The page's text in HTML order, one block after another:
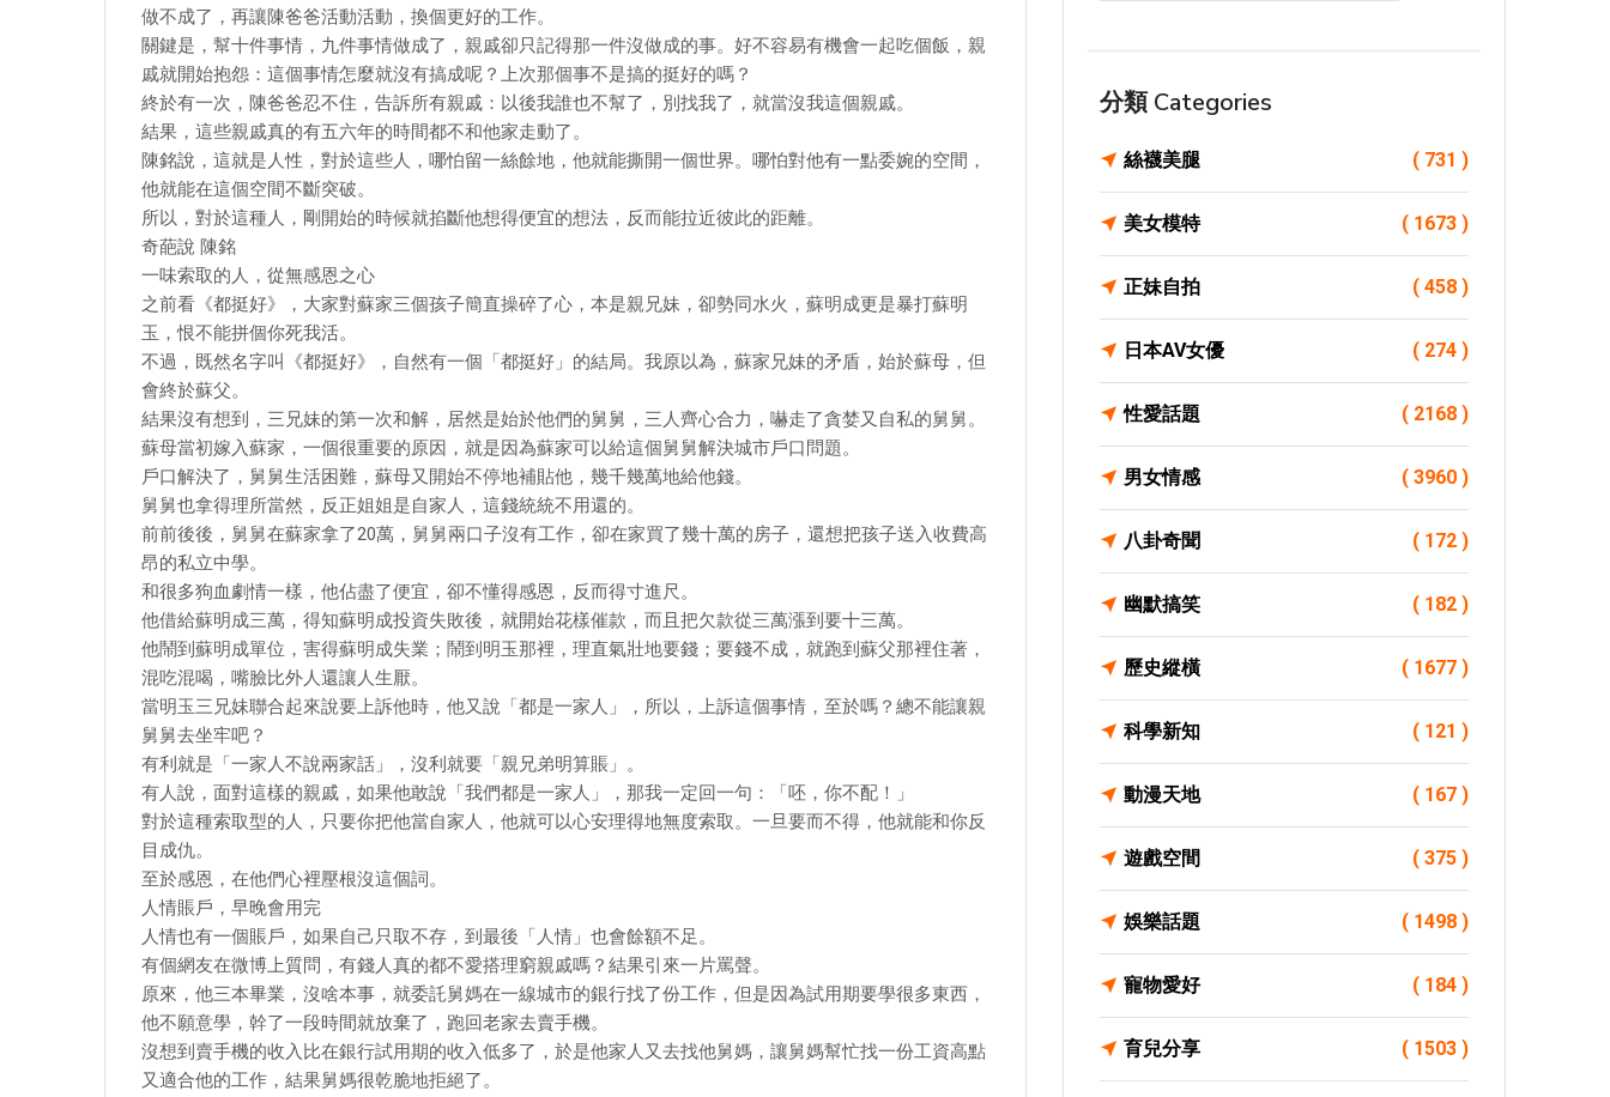
做不成了，再讓陳爸爸活動活動，換個更好的工作。
關鍵是，幫十件事情，九件事情做成了，親戚卻只記得那一件沒做成的事。好不容易有機會一起吃個飯，親
戚就開始抱怨：這個事情怎麼就沒有搞成呢？上次那個事不是搞的挺好的嗎？
終於有一次，陳爸爸忍不住，告訴所有親戚：以後我誰也不幫了，別找我了，就當沒我這個親戚。
結果，這些親戚真的有五六年的時間都不和他家走動了。
陳銘說，這就是人性，對於這些人，哪怕留一絲餘地，他就能撕開一個世界。哪怕對他有一點委婉的空間，
他就能在這個空間不斷突破。
所以，對於這種人，剛開始的時候就掐斷他想得便宜的想法，反而能拉近彼此的距離。
奇葩說 陳銘
一味索取的人，從無感恩之心
之前看《都挺好》，大家對蘇家三個孩子簡直操碎了心，本是親兄妹，卻勢同水火，蘇明成更是暴打蘇明
玉，恨不能拼個你死我活。
不過，既然名字叫《都挺好》，自然有一個「都挺好」的結局。我原以為，蘇家兄妹的矛盾，始於蘇母，但
會終於蘇父。
結果沒有想到，三兄妹的第一次和解，居然是始於他們的舅舅，三人齊心合力，嚇走了貪婪又自私的舅舅。
蘇母當初嫁入蘇家，一個很重要的原因，就是因為蘇家可以給這個舅舅解決城市戶口問題。
戶口解決了，舅舅生活困難，蘇母又開始不停地補貼他，幾千幾萬地給他錢。
舅舅也拿得理所當然，反正姐姐是自家人，這錢統統不用還的。
前前後後，舅舅在蘇家拿了20萬，舅舅兩口子沒有工作，卻在家買了幾十萬的房子，還想把孩子送入收費高
昂的私立中學。
和很多狗血劇情一樣，他佔盡了便宜，卻不懂得感恩，反而得寸進尺。
他借給蘇明成三萬，得知蘇明成投資失敗後，就開始花樣催款，而且把欠款從三萬漲到要十三萬。
他鬧到蘇明成單位，害得蘇明成失業；鬧到明玉那裡，理直氣壯地要錢；要錢不成，就跑到蘇父那裡住著，
混吃混喝，嘴臉比外人還讓人生厭。
當明玉三兄妹聯合起來說要上訴他時，他又說「都是一家人」，所以，上訴這個事情，至於嗎？總不能讓親
舅舅去坐牢吧？
有利就是「一家人不說兩家話」，沒利就要「親兄弟明算賬」。
有人說，面對這樣的親戚，如果他敢說「我們都是一家人」，那我一定回一句：「呸，你不配！」
對於這種索取型的人，只要你把他當自家人，他就可以心安理得地無度索取。一旦要而不得，他就能和你反
目成仇。
至於感恩，在他們心裡壓根沒這個詞。
人情賬戶，早晚會用完
人情也有一個賬戶，如果自己只取不存，到最後「人情」也會餘額不足。
有個網友在微博上質問，有錢人真的都不愛搭理窮親戚嗎？結果引來一片罵聲。
原來，他三本畢業，沒啥本事，就委託舅媽在一線城市的銀行找了份工作，但是因為試用期要學很多東西，
他不願意學，幹了一段時間就放棄了，跑回老家去賣手機。
沒想到賣手機的收入比在銀行試用期的收入低多了，於是他家人又去找他舅媽，讓舅媽幫忙找一份工資高點
又適合他的工作，結果舅媽很乾脆地拒絕了。
分類 Categories
絲襪美腿 ( 731 )
美女模特 ( 1673 )
正妹自拍 ( 458 )
日本AV女優 ( 274 )
性愛話題 ( 2168 )
男女情感 ( 3960 )
八卦奇聞 ( 172 )
幽默搞笑 ( 182 )
歷史縱橫 ( 1677 )
科學新知 ( 121 )
動漫天地 ( 167 )
遊戲空間 ( 375 )
娛樂話題 ( 1498 )
寵物愛好 ( 184 )
育兒分享 ( 1503 )